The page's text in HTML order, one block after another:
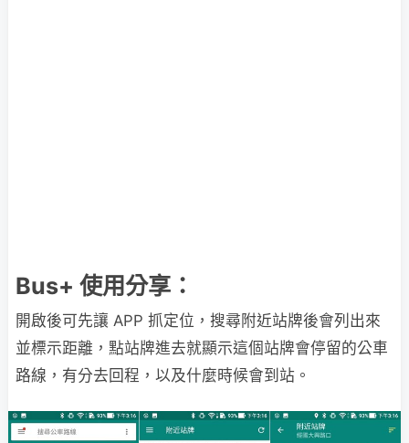
Bus+ 使用分享：
開啟後可先讓 APP 抓定位，搜尋附近站牌後會列出來
並標示距離，點站牌進去就顯示這個站牌會停留的公車
路線，有分去回程，以及什麼時候會到站。